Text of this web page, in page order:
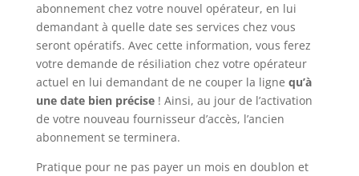
abonnement chez votre nouvel opérateur, en lui
demandant à quelle date ses services chez vous
seront opératifs. Avec cette information, vous ferez
votre demande de résiliation chez votre opérateur
actuel en lui demandant de ne couper la ligne qu’à
une date bien précise! Ainsi, au jour de l’activation
de votre nouveau fournisseur d’accès, l’ancien
abonnement se terminera.
Pratique pour ne pas payer un mois en doublon et